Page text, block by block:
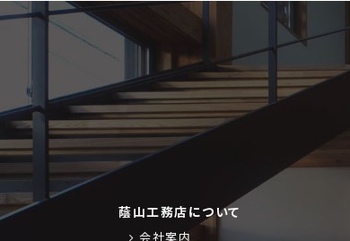
蔭山工務店について
会社案内